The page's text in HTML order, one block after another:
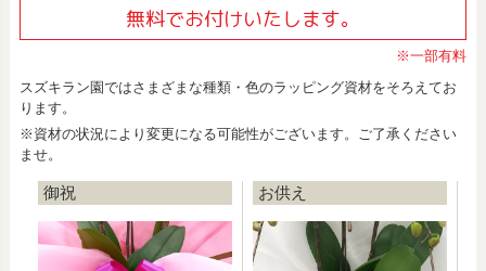
無料でお付けいたします。
※一部有料
スズキラン園ではさまざまな種類・色のラッピング資材をそろえてお
ります。
※資材の状況により変更になる可能性がございます。ご了承ください
ませ。
御祝 お供え